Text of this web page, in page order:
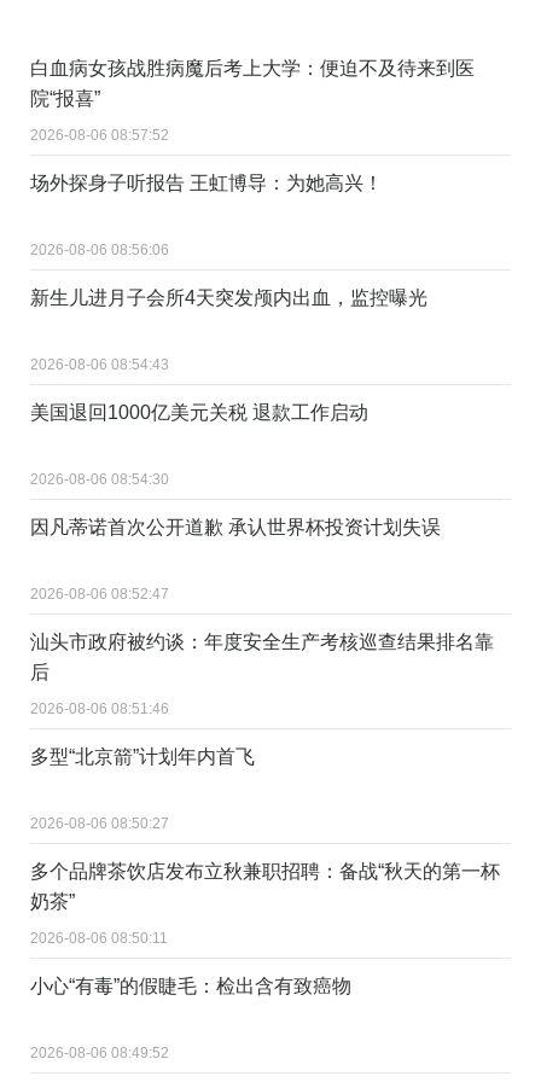
白血病女孩战胜病魔后考上大学：便迫不及待来到医
院“报喜”
2026-08-06 08:57:52
场外探身子听报告 王虹博导：为她高兴！
2026-08-06 08:56:06
新生儿进月子会所4天突发颅内出血，监控曝光
2026-08-06 08:54:43
美国退回1000亿美元关税 退款工作启动
2026-08-06 08:54:30
因凡蒂诺首次公开道歉 承认世界杯投资计划失误
2026-08-06 08:52:47
汕头市政府被约谈：年度安全生产考核巡查结果排名靠
后
2026-08-06 08:51:46
多型“北京箭”计划年内首飞
2026-08-06 08:50:27
多个品牌茶饮店发布立秋兼职招聘：备战“秋天的第一杯
奶茶”
2026-08-06 08:50:11
小心“有毒”的假睫毛：检出含有致癌物
2026-08-06 08:49:52